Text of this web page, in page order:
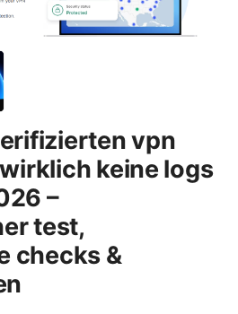
vpn
keine logs
–
test,
checks &